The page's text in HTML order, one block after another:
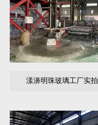
漾濞明珠玻璃工厂实拍